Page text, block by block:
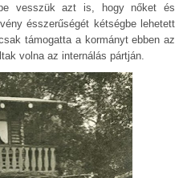
vesszük azt is, hogy nőket és
ésszerűségét kétségbe lehetett
támogatta a kormányt ebben az
volna az internálás pártján.